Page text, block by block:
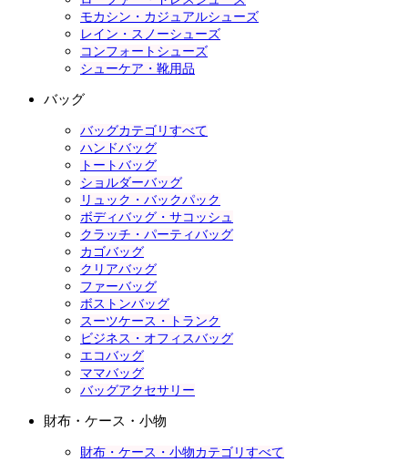
モカシン・カジュアルシューズ
レイン・スノーシューズ
コンフォートシューズ
シューケア・靴用品
バッグ
バッグカテゴリすべて
ハンドバッグ
トートバッグ
ショルダーバッグ
リュック・バックパック
ボディバッグ・サコッシュ
クラッチ・パーティバッグ
カゴバッグ
クリアバッグ
ファーバッグ
ボストンバッグ
スーツケース・トランク
ビジネス・オフィスバッグ
エコバッグ
ママバッグ
バッグアクセサリー
財布・ケース・小物
財布・ケース・小物カテゴリすべて